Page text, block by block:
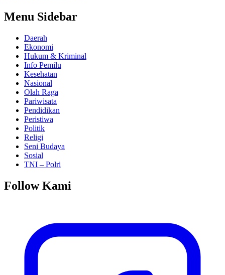
Menu Sidebar
Daerah
Ekonomi
Hukum & Kriminal
Info Pemilu
Kesehatan
Nasional
Olah Raga
Pariwisata
Pendidikan
Peristiwa
Politik
Religi
Seni Budaya
Sosial
TNI – Polri
Follow Kami